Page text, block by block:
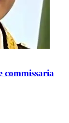
commissaria